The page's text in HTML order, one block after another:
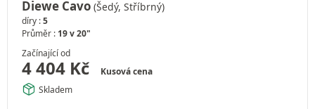
Diewe Cavo (Šedý, Stříbrný)
díry :5
Průměr : 19 v 20"
Začínající od
4 404 Kč
Kusová cena
Skladem